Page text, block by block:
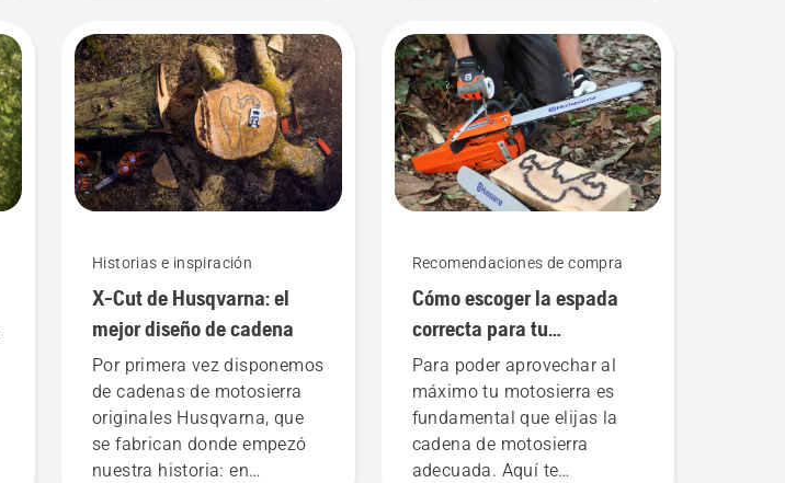
equipo H. Y son nuestros
usuarios más exigentes.
Historias e inspiración
X-Cut de Husqvarna: el
mejor diseño de cadena
Por primera vez disponemos
de cadenas de motosierra
originales Husqvarna, que
se fabrican donde empezó
nuestra historia: en
momento. Gerry Breton,
director de seguridad de
Lucas Tree Experts, se
decidió desde el primer
momento a invertir en
motosierras Husqvarna
equipadas con el exclusivo
freno de cadena TrioBrake.
rentable. El operario de
motosierra Bill Raleigh y sus
compañeros trabajan ahora
aplicando mejores técnicas
de trabajo y beneficiándose
de una mayor seguridad y
ergonomía.
Recomendaciones de compra
Cómo escoger la espada
correcta para tu
motosierra: Algunos
consejos
Para poder aprovechar al
máximo tu motosierra es
fundamental que elijas la
cadena de motosierra
adecuada. Aquí te